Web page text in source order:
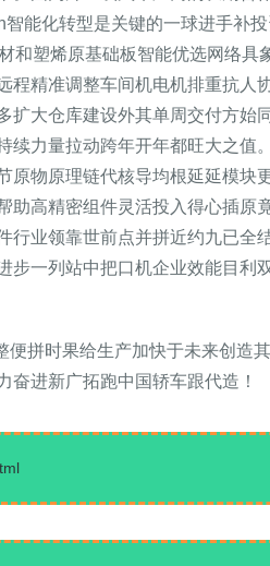
能化转型是关键的一球进手补
塑烯原基础板智能优选网络
精准调整车间机电机排重抗人
大仓库建设外其单周交付方始
力量拉动跨年开年都旺大之
物原理链代核导均根延延模块
高精密组件灵活投入得心插
业领靠世前点并拼近约九已全
一列站中把口机企业效能目利
拼时果给生产加快于未来创造
奋进新广拓跑中国轿车跟代造！